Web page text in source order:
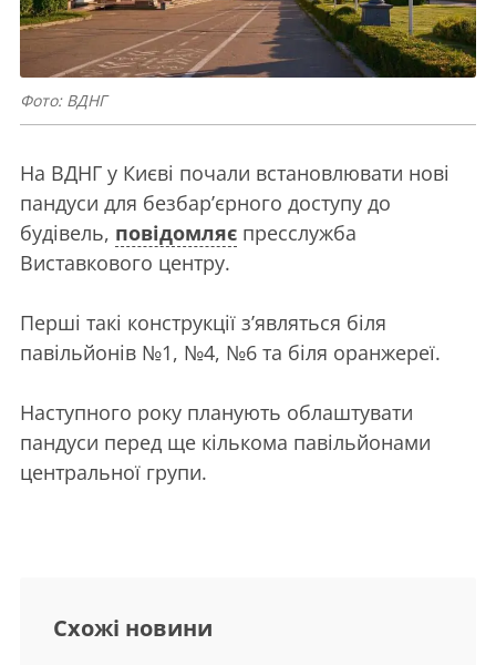
Фото: ВДНГ
На ВДНГ у Києві почали встановлювати нові
пандуси для безбар’єрного доступу до
будівель, повідомляє пресслужба
Виставкового центру.
Перші такі конструкції з’являться біля
павільйонів №1, №4, №6 та біля оранжереї.
Наступного року планують облаштувати
пандуси перед ще кількома павільйонами
центральної групи.
Схожі новини